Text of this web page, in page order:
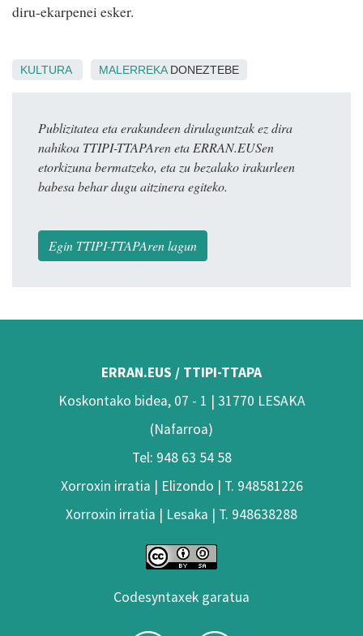
diru-ekarpenei esker.
KULTURA MALERREKADONEZTEBE
Publizitatea eta erakundeen dirulaguntzak ez dira
nahikoa TTIPI-TTAPAren eta ERRAN.EUSen
etorkizuna bermatzeko, eta zu bezalako irakurleen
babesa behar dugu aitzinera egiteko.
Egin TTIPI-TTAPAren lagun
ERRAN.EUS / TTIPI-TTAPA
Koskontako bidea, 07 - 1 | 31770 LESAKA
(Nafarroa)
Tel: 948 63 54 58
Xorroxin irratia | Elizondo | T. 948581226
Xorroxin irratia | Lesaka | T. 948638288
Codesyntaxek garatua